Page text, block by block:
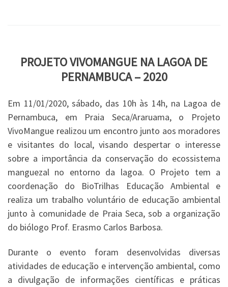
PROJETO VIVOMANGUE NA LAGOA DE
PERNAMBUCA – 2020
Em 11/01/2020, sábado, das 10h às 14h, na Lagoa de
Pernambuca, em Praia Seca/Araruama, o Projeto
VivoMangue realizou um encontro junto aos moradores
e visitantes do local, visando despertar o interesse
sobre a importância da conservação do ecossistema
manguezal no entorno da lagoa. O Projeto tem a
coordenação do BioTrilhas Educação Ambiental e
realiza um trabalho voluntário de educação ambiental
junto à comunidade de Praia Seca, sob a organização
do biólogo Prof. Erasmo Carlos Barbosa.
Durante o evento foram desenvolvidas diversas
atividades de educação e intervenção ambiental, como
a divulgação de informações científicas e práticas